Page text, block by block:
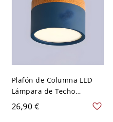
Plafón de Columna LED
Lámpara de Techo
Metálica Nórdica para
Pasillo - Azul 110 A 120 V
26,90 €